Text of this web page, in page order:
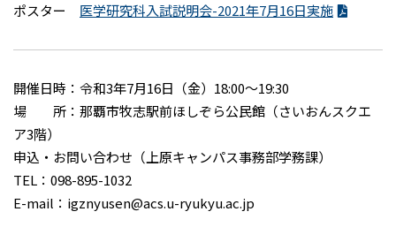
ポスター 医学研究科入試説明会-2021年7月16日実施
開催日時：令和3年7月16日（金）18:00〜19:30
場 所：那覇市牧志駅前ほしぞら公民館（さいおんスクエ
ア3階）
申込・お問い合わせ（上原キャンパス事務部学務課）
TEL：098-895-1032
E-mail：igznyusen@acs.u-ryukyu.ac.jp